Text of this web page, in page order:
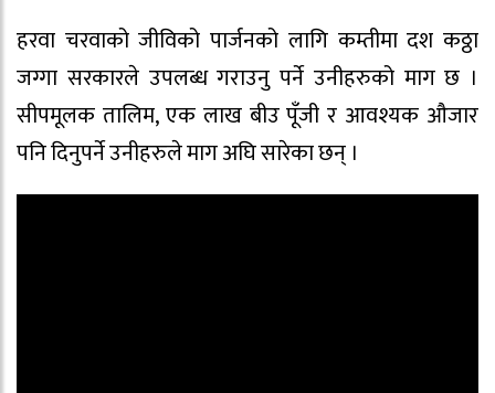
हरवा चरवाको जीविको पार्जनको लागि कम्तीमा दश कठ्ठा
जग्गा सरकारले उपलब्ध गराउनु पर्ने उनीहरुको माग छ ।
सीपमूलक तालिम, एक लाख बीउ पूँजी र आवश्यक औजार
पनि दिनुपर्ने उनीहरुले माग अघि सारेका छन् ।